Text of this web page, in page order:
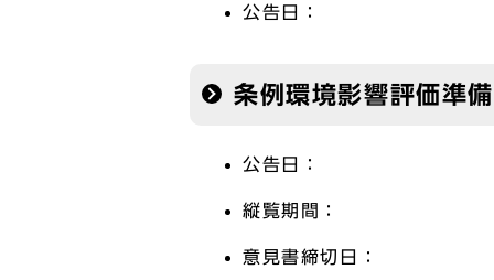
公告日：
条例環境影響評価準
公告日：
縦覧期間：
意見書締切日：